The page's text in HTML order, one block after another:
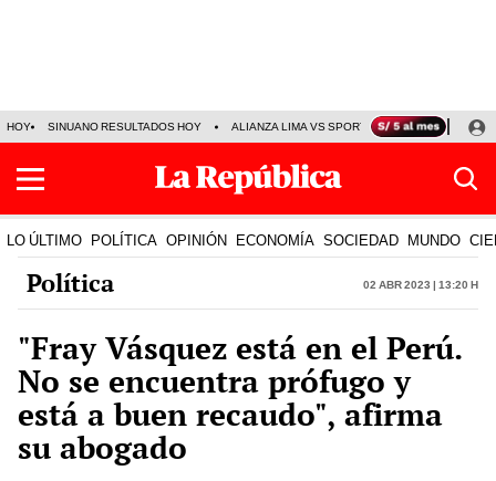
HOY SINUANO RESULTADOS HOY ALIANZA LIMA VS SPORT BOYS JORGE
LO ÚLTIMO POLÍTICA OPINIÓN ECONOMÍA SOCIEDAD MUNDO
Política 02 Abr 2023 | 13:20 h
"Fray Vásquez está en el Perú.
No se encuentra prófugo y
está a buen recaudo", afirma
su abogado